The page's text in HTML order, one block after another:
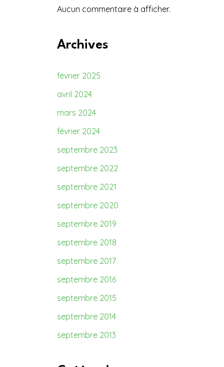
Aucun commentaire à afficher.
Archives
février 2025
avril 2024
mars 2024
février 2024
septembre 2023
septembre 2022
septembre 2021
septembre 2020
septembre 2019
septembre 2018
septembre 2017
septembre 2016
septembre 2015
septembre 2014
septembre 2013